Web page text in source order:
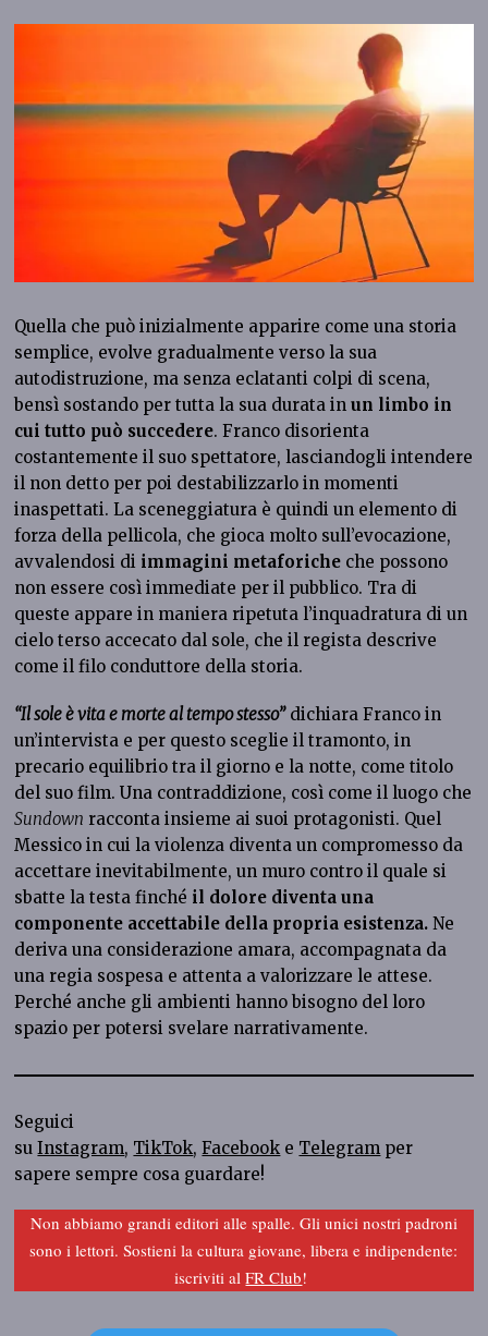
Quella che può inizialmente apparire come una storia
semplice, evolve gradualmente verso la sua
autodistruzione, ma senza eclatanti colpi di scena,
bensì sostando per tutta la sua durata inun limbo in
cui tutto può succedere. Franco disorienta
costantemente il suo spettatore, lasciandogli intendere
il non detto per poi destabilizzarlo in momenti
inaspettati. La sceneggiatura è quindi un elemento di
forza della pellicola, che gioca molto sull’evocazione,
avvalendosi di immagini metaforiche che possono
non essere così immediate per il pubblico. Tra di
queste appare in maniera ripetuta l’inquadratura di un
cielo terso accecato dal sole, che il regista descrive
come il filo conduttore della storia.
“Il sole è vita e morte al tempo stesso”dichiara Franco in
un’intervista e per questo sceglie il tramonto, in
precario equilibrio tra il giorno e la notte, come titolo
del suo film. Una contraddizione, così come il luogo che
Sundown racconta insieme ai suoi protagonisti. Quel
Messico in cui la violenza diventa un compromesso da
accettare inevitabilmente, un muro contro il quale si
sbatte la testa finché il dolore diventa una
componente accettabile della propria esistenza.Ne
deriva una considerazione amara, accompagnata da
una regia sospesa e attenta a valorizzare le attese.
Perché anche gli ambienti hanno bisogno del loro
spazio per potersi svelare narrativamente.
Seguici
suInstagram, TikTok,Facebook e Telegram per
sapere sempre cosa guardare!
Non abbiamo grandi editori alle spalle. Gli unici nostri padroni
sono i lettori. Sostieni la cultura giovane, libera e indipendente:
iscriviti alFR Club!